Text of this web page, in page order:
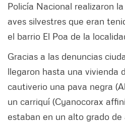
Policía Nacional realizaron
aves silvestres que eran
el barrio El Poa de la
Gracias a las denuncias
llegaron hasta una vivienda
cautiverio una pava negra
un carriquí (Cyanocorax
estaban en un alto grado de